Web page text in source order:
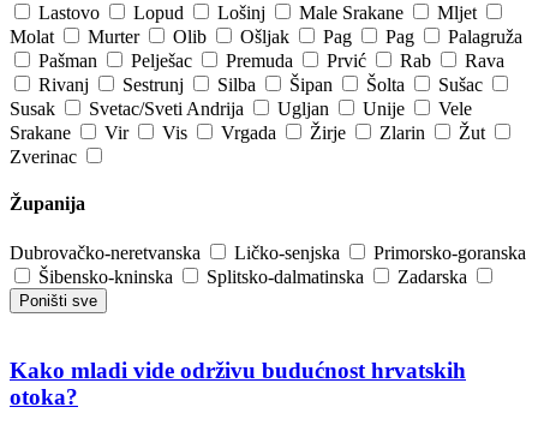
Lastovo
Lopud Lošinj Male Srakane
Mljet
Molat
Murter Olib Ošljak Pag Pag
Palagruža
Pašman
Pelješac Premuda Prvić Rab
Rava
Rivanj
Sestrunj Silba Šipan Šolta
Sušac
Susak
Svetac/Sveti Andrija Ugljan Unije
Vele
Srakane
Vir Vis Vrgada Žirje Zlarin
Žut
Zverinac
Županija
Dubrovačko-neretvanska Ličko-senjska
Primorsko-goranska
Šibensko-kninska
Splitsko-dalmatinska Zadarska
Poništi sve
Kako mladi vide održivu budućnost hrvatskih
otoka?